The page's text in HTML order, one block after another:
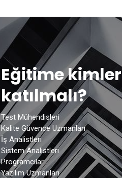
Eğitime kimler
katılmalı?
Test Mühendisleri
Kalite Güvence Uzmanları
İş Analistleri
Sistem Analistleri
Programcılar
Yazılım Uzmanları